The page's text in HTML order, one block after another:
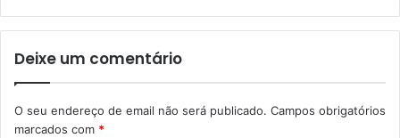
Deixe um comentário
O seu endereço de email não será publicado. Campos obrigatórios
marcados com *